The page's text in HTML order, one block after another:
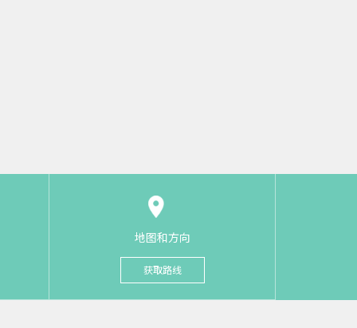
地图和方向
获取路线